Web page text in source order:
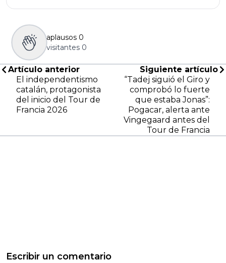
aplausos 0
visitantes 0
Artículo anterior
El independentismo
catalán, protagonista
del inicio del Tour de
Francia 2026
Siguiente artículo
“Tadej siguió el Giro y
comprobó lo fuerte
que estaba Jonas”:
Pogacar, alerta ante
Vingegaard antes del
Tour de Francia
Escribir un comentario